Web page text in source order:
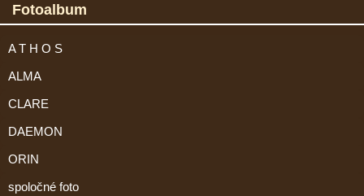
Fotoalbum
A T H O S
ALMA
CLARE
DAEMON
ORIN
spoločné foto